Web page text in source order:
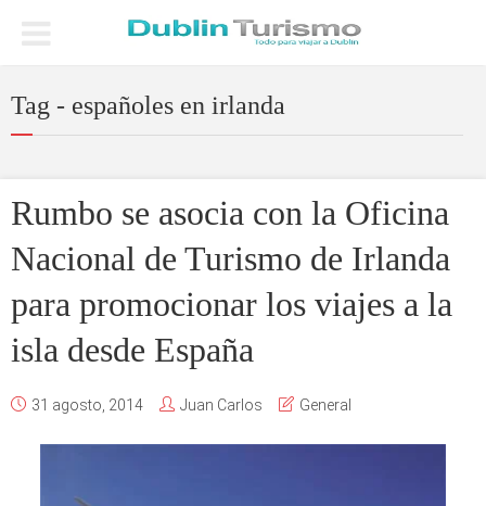
Tag - españoles en irlanda
Rumbo se asocia con la Oficina
Nacional de Turismo de Irlanda
para promocionar los viajes a la
isla desde España
31 agosto, 2014 Juan Carlos General